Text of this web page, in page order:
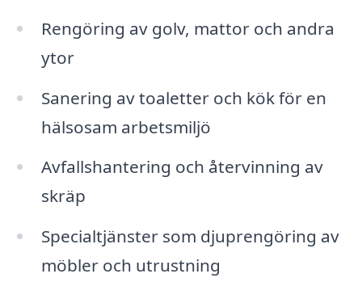
Rengöring av golv, mattor och andra
ytor
Sanering av toaletter och kök för en
hälsosam arbetsmiljö
Avfallshantering och återvinning av
skräp
Specialtjänster som djuprengöring av
möbler och utrustning